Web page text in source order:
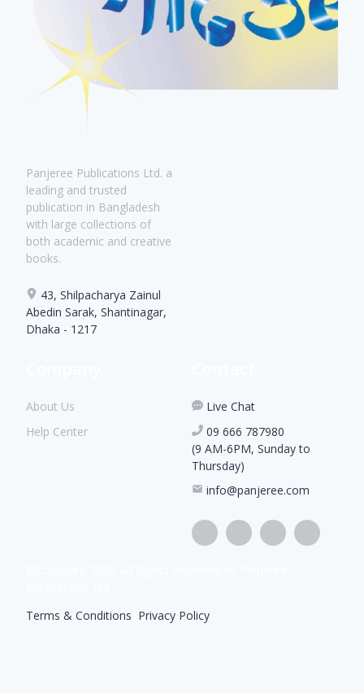
Panjeree Publications Ltd. a
leading and trusted
publication in Bangladesh
with large collections of
both academic and creative
books.
43, Shilpacharya Zainul
Abedin Sarak, Shantinagar,
Dhaka - 1217
About Us
Help Center
Live Chat
09 666 787980
(9 AM-6PM, Sunday to
Thursday)
info@panjeree.com
Terms & Conditions Privacy Policy